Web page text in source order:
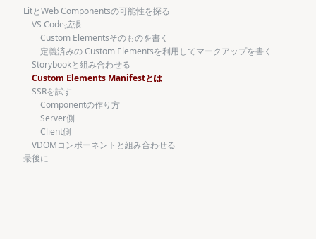
LitとWeb Componentsの可能性を探る
VS Code拡張
Custom Elementsそのものを書く
定義済みの Custom Elementsを利用してマークアップを書く
Storybookと組み合わせる
Custom Elements Manifestとは
SSRを試す
Componentの作り方
Server側
Client側
VDOMコンポーネントと組み合わせる
最後に